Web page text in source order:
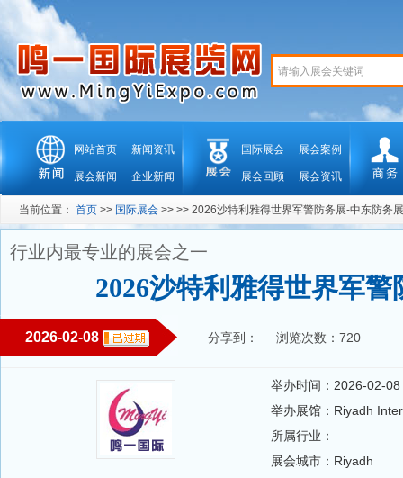
网站首页 新闻资讯
展会新闻 企业新闻
国际展会 展会案例
展会回顾 展会资讯
当前位置： 首页 >> 国际展会 >> >> 2026沙特利雅得世界军警防务展-中东防务
行业内最专业的展会之一
2026沙特利雅得世界军
2026-02-08 分享到： 浏览次数：720
举办时间：2026-02-
举办展馆：Riyadh
所属行业：
展会城市：Riyadh